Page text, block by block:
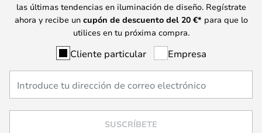
las últimas tendencias en iluminación de diseño. Regístrate
ahora y recibe un cupón de descuento del 20 €* para que lo
utilices en tu próxima compra.
Cliente particular Empresa
SUSCRÍBETE